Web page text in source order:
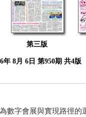
第三版
年 8月 6日 第950期 共4版
數字會展與實現路徑的